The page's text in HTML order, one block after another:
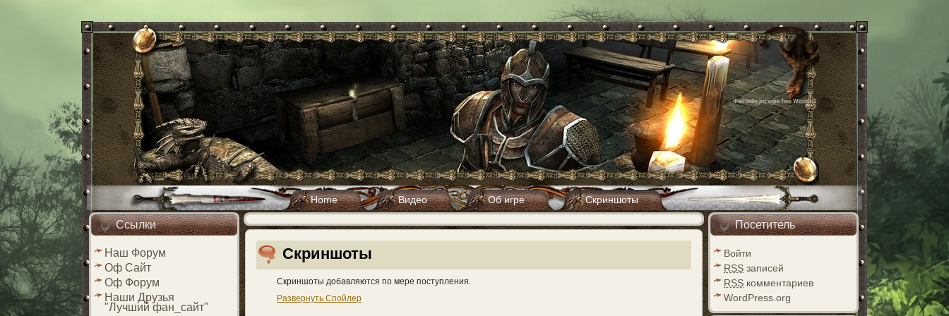
Фан сайт по игре Two Worlds 2
Home Видео Об игре Скриншоты
Ссылки
Наш Форум
Оф Сайт
Оф Форум
Наши Друзья
"Лучший фан_сайт"
Скриншоты
Скриншоты добавляются по мере поступления.
Развернуть Спойлер
Посетитель
Войти
RSS записей
RSS комментариев
WordPress.org